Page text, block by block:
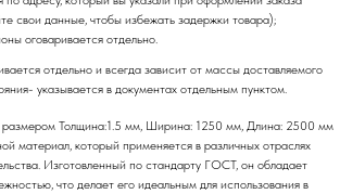
свои данные, чтобы избежать задержки товара);
оговаривается отдельно.
отдельно и всегда зависит от массы доставляемого
указывается в документах отдельным пунктом.
размером Толщина:1.5 мм, Ширина: 1250 мм, Длина: 2500 мм
материал, который применяется в различных отраслях
Изготовленный по стандарту ГОСТ, он обладает
что делает его идеальным для использования в